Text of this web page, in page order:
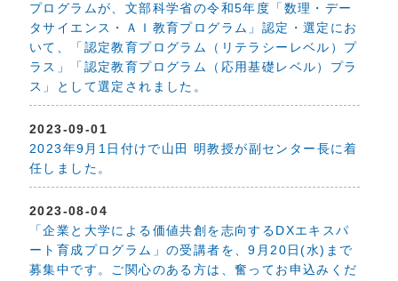
プログラムが、文部科学省の令和5年度「数理・デー
タサイエンス・ＡＩ教育プログラム」認定・選定にお
いて、「認定教育プログラム（リテラシーレベル）プ
ラス」「認定教育プログラム（応用基礎レベル）プラ
ス」として選定されました。
2023-09-01
2023年9月1日付けで山田 明教授が副センター長に着
任しました。
2023-08-04
「企業と大学による価値共創を志向するDXエキスパ
ート育成プログラム」の受講者を、9月20日(水)まで
募集中です。ご関心のある方は、奮ってお申込みくだ